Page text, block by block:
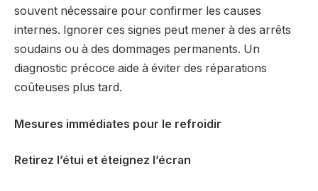
souvent nécessaire pour confirmer les causes
internes. Ignorer ces signes peut mener à des arrêts
soudains ou à des dommages permanents. Un
diagnostic précoce aide à éviter des réparations
coûteuses plus tard.
Mesures immédiates pour le refroidir
Retirez l’étui et éteignez l’écran